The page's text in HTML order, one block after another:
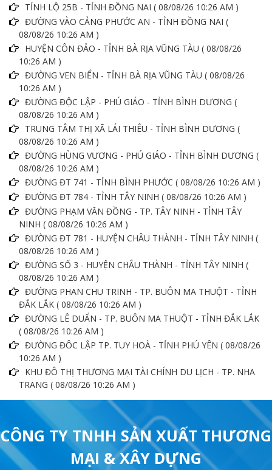
TỈNH LỘ 25B - TỈNH ĐỒNG NAI ( 08/08/26 10:26 AM )
ĐƯỜNG VÀO CẢNG PHƯỚC AN - TỈNH ĐỒNG NAI (
08/08/26 10:26 AM )
HUYỆN CÔN ĐẢO - TỈNH BÀ RỊA VŨNG TÀU ( 08/08/26
10:26 AM )
ĐƯỜNG VEN BIỂN - TỈNH BÀ RỊA VŨNG TÀU ( 08/08/26
10:26 AM )
ĐƯỜNG ĐỘC LẬP - PHÚ GIÁO - TỈNH BÌNH DƯƠNG (
08/08/26 10:26 AM )
TRUNG TÂM THỊ XÃ LÁI THIÊU - TỈNH BÌNH DƯƠNG (
08/08/26 10:26 AM )
ĐƯỜNG HÙNG VƯƠNG - PHÚ GIÁO - TỈNH BÌNH DƯƠNG (
08/08/26 10:26 AM )
ĐƯỜNG ĐT 741 - TỈNH BÌNH PHƯỚC ( 08/08/26 10:26 AM )
ĐƯỜNG ĐT 784 - TỈNH TÂY NINH ( 08/08/26 10:26 AM )
ĐƯỜNG PHẠM VĂN ĐỒNG - TP. TÂY NINH - TỈNH TÂY
NINH ( 08/08/26 10:26 AM )
ĐƯỜNG ĐT 781 - HUYỆN CHÂU THÀNH - TỈNH TÂY NINH (
08/08/26 10:26 AM )
ĐƯỜNG SỐ 3 - HUYỆN CHÂU THÀNH - TỈNH TÂY NINH (
08/08/26 10:26 AM )
ĐƯỜNG PHAN CHU TRINH - TP. BUÔN MA THUỘT - TỈNH
ĐẮK LẮK ( 08/08/26 10:26 AM )
ĐƯỜNG LÊ DUẨN - TP. BUÔN MA THUỘT - TỈNH ĐẮK LẮK
( 08/08/26 10:26 AM )
ĐƯỜNG ĐÔC LẬP TP. TUY HOÀ - TỈNH PHÚ YÊN ( 08/08/26
10:26 AM )
KHU ĐÔ THỊ THƯƠNG MẠI TÀI CHÍNH DU LỊCH - TP. NHA
TRANG ( 08/08/26 10:26 AM )
CÔNG TY TNHH SẢN XUẤT THƯƠNG
MẠI & XÂY DỰNG